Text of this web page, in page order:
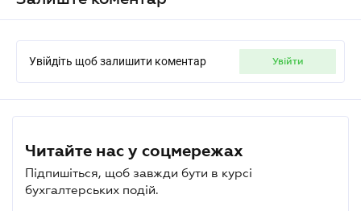
Увійдіть щоб залишити коментар увійти
Читайте нас у соцмережах
Підпишіться, щоб завжди бути в курсі
бухгалтерських подій.